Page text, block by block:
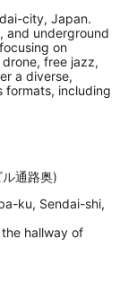
city, Japan.
and underground
on
free jazz,
a diverse,
formats, including
通路奥)
ku, Sendai-shi,
hallway of